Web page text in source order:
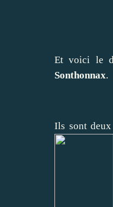
Et voici le
Sonthonnax.
Ils sont